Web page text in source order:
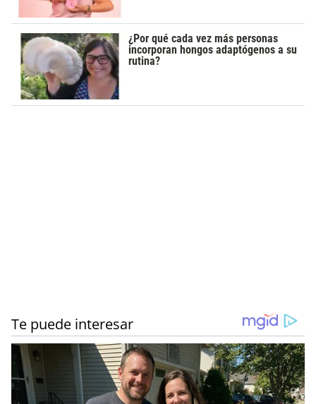
¿Por qué cada vez más personas
incorporan hongos adaptógenos a su
rutina?